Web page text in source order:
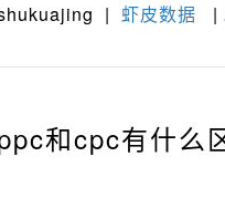
| 虾皮数据 |
和cpc有什么